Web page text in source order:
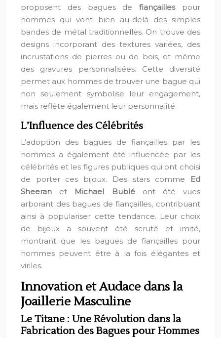
proposent des bagues defiançaillespour
hommes qui vont bien au-delà des simples
bandes de métal traditionnelles. On trouve des
designs incorporant des textures variées, des
incrustations de pierres ou de bois, et même
des gravures personnalisées. Cette diversité
permet aux hommes de trouver une bague qui
non seulement symbolise leur engagement,
mais reflète également leur personnalité.
L’Influence des Célébrités
L’adoption des bagues de fiançailles par les
hommes a également été influencée par les
célébrités et les figures publiques qui ont choisi
de porter ces bijoux. Des stars comme
Ed
Sheeran et Michael Bubléont été vues
arborant des bagues de fiançailles, contribuant
ainsi à populariser cette tendance. Leur choix
de bijoux a souvent été scruté et imité,
montrant que les bagues de fiançailles pour
hommes peuvent être à la fois élégantes et
viriles.
Innovation et Audace dans la
Joaillerie Masculine
Le Titane : Une Révolution dans la
Fabrication des Bagues pour Hommes